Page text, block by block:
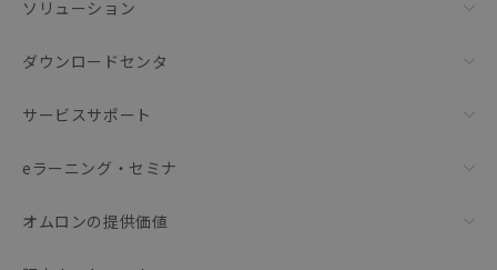
ソリューション
ダウンロードセンタ
サービスサポート
eラーニング・セミナ
オムロンの提供価値